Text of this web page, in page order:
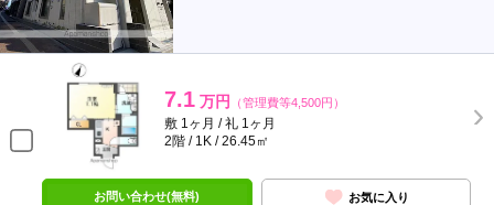
7.1 万円 （管理費等4,500円）
敷 1ヶ月 / 礼 1ヶ月
2階 / 1K / 26.45㎡
お問い合わせ(無料) お気に入り